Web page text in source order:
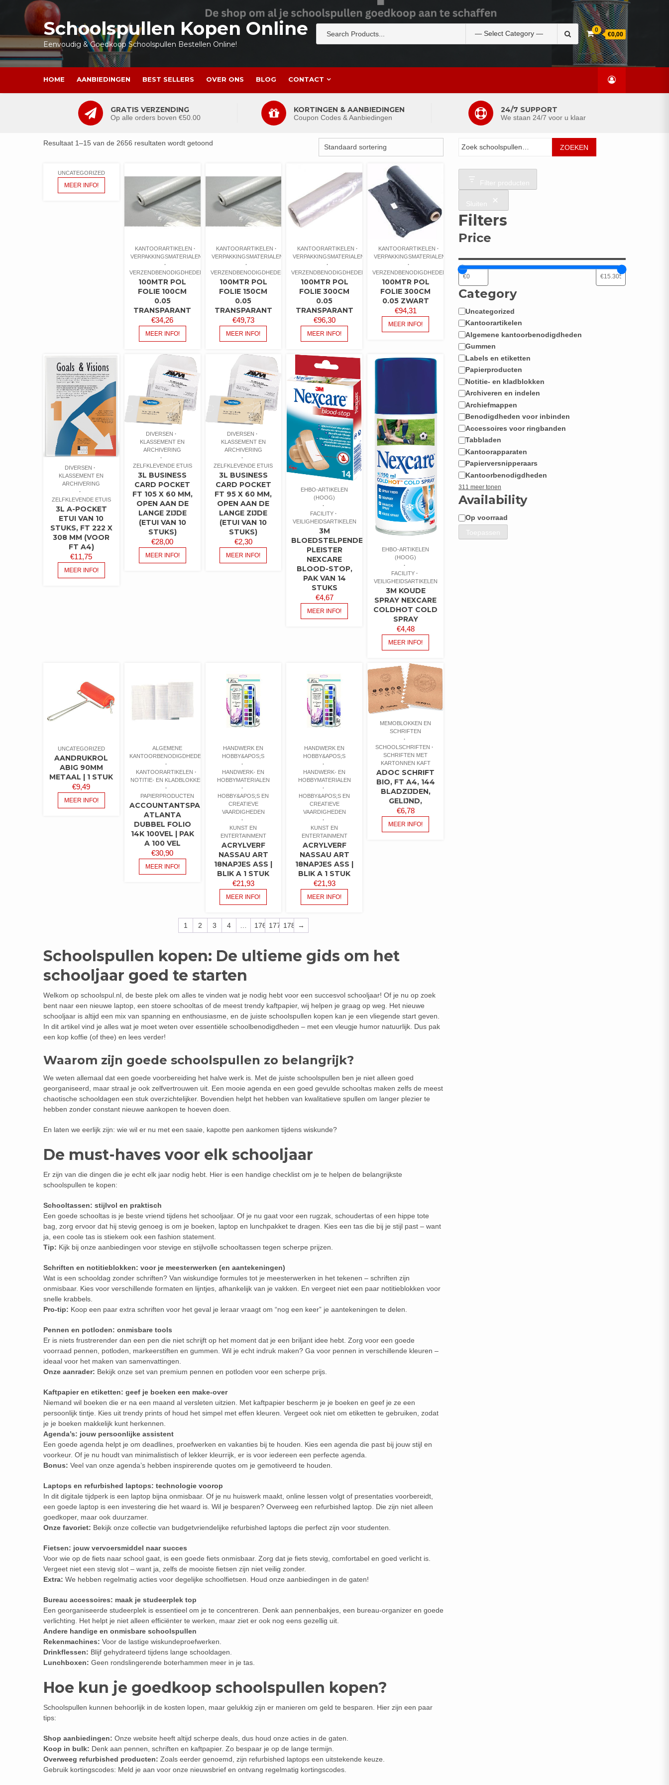
inhoud
Schoolspullen Kopen Online
Eenvoudig & Goedkoop Schoolspullen Bestellen Online!
naar:
0
€0,00
HOME AANBIEDINGEN BEST SELLERS OVER ONS BLOG CONTACT
GRATIS VERZENDING
Op alle orders boven €50.00
KORTINGEN & AANBIEDINGEN
Coupon Codes & Aanbiedingen
24/7 SUPPORT
We staan 24/7 voor u klaar
Resultaat 1–15 van de 2656 resultaten wordt getoond
UNCATEGORIZED
MEER INFO!
KANTOORARTIKELEN
VERPAKKINGSMATERIALEN
VERZENDBENODIGDHEDEN
100MTR POL
FOLIE 100CM
0.05
TRANSPARANT
€34,26
MEER INFO!
KANTOORARTIKELEN
VERPAKKINGSMATERIALEN
VERZENDBENODIGDHEDEN
100MTR POL
FOLIE 150CM
0.05
TRANSPARANT
€49,73
MEER INFO!
KANTOORARTIKELEN
VERPAKKINGSMATERIALEN
VERZENDBENODIGDHEDEN
100MTR POL
FOLIE 300CM
0.05
TRANSPARANT
€96,30
MEER INFO!
KANTOORARTIKELEN
VERPAKKINGSMATERIALEN
VERZENDBENODIGDHEDEN
100MTR POL
FOLIE 300CM
0.05 ZWART
€94,31
MEER INFO!
DIVERSEN
KLASSEMENT EN
ARCHIVERING
ZELFKLEVENDE ETUIS
3L A-POCKET
ETUI VAN 10
STUKS, FT 222 X
308 MM (VOOR
FT A4)
€11,75
MEER INFO!
DIVERSEN
KLASSEMENT EN
ARCHIVERING
ZELFKLEVENDE ETUIS
3L BUSINESS
CARD POCKET
FT 105 X 60 MM,
OPEN AAN DE
LANGE ZIJDE
(ETUI VAN 10
STUKS)
€28,00
MEER INFO!
DIVERSEN
KLASSEMENT EN
ARCHIVERING
ZELFKLEVENDE ETUIS
3L BUSINESS
CARD POCKET
FT 95 X 60 MM,
OPEN AAN DE
LANGE ZIJDE
(ETUI VAN 10
STUKS)
€2,30
MEER INFO!
EHBO-ARTIKELEN
(HOOG)
FACILITY
VEILIGHEIDSARTIKELEN
3M
BLOEDSTELPENDE
PLEISTER
NEXCARE
BLOOD-STOP,
PAK VAN 14
STUKS
€4,67
MEER INFO!
EHBO-ARTIKELEN
(HOOG)
FACILITY
VEILIGHEIDSARTIKELEN
3M KOUDE
SPRAY NEXCARE
COLDHOT COLD
SPRAY
€4,48
MEER INFO!
UNCATEGORIZED
AANDRUKROL
ABIG 90MM
METAAL | 1 STUK
€9,49
MEER INFO!
ALGEMENE
KANTOORBENODIGDHEDEN
KANTOORARTIKELEN
NOTITIE- EN KLADBLOKKEN
PAPIERPRODUCTEN
ACCOUNTANTSPAPIER
ATLANTA
DUBBEL FOLIO
14K 100VEL | PAK
A 100 VEL
€30,90
MEER INFO!
HANDWERK EN
HOBBY&APOS;S
HANDWERK- EN
HOBBYMATERIALEN
HOBBY&APOS;S EN
CREATIEVE
VAARDIGHEDEN
KUNST EN
ENTERTAINMENT
ACRYLVERF
NASSAU ART
18NAPJES ASS |
BLIK A 1 STUK
€21,93
MEER INFO!
HANDWERK EN
HOBBY&APOS;S
HANDWERK- EN
HOBBYMATERIALEN
HOBBY&APOS;S EN
CREATIEVE
VAARDIGHEDEN
KUNST EN
ENTERTAINMENT
ACRYLVERF
NASSAU ART
18NAPJES ASS |
BLIK A 1 STUK
€21,93
MEER INFO!
MEMOBLOKKEN EN
SCHRIFTEN
SCHOOLSCHRIFTEN
SCHRIFTEN MET
KARTONNEN KAFT
ADOC SCHRIFT
BIO, FT A4, 144
BLADZIJDEN,
GELIJND,
€6,78
MEER INFO!
1 2 3 4 176 177 178 →
Schoolspullen kopen: De ultieme gids om het
schooljaar goed te starten
Welkom op schoolspul.nl, de beste plek om alles te vinden wat je nodig hebt voor een succesvol schooljaar! Of je nu op zoek
bent naar een nieuwe laptop, een stoere schooltas of de meest trendy kaftpapier, wij helpen je graag op weg. Het nieuwe
schooljaar is altijd een mix van spanning en enthousiasme, en de juiste schoolspullen kopen kan je een vliegende start geven.
In dit artikel vind je alles wat je moet weten over essentiële schoolbenodigdheden – met een vleugje humor natuurlijk. Dus pak
een kop koffie (of thee) en lees verder!
Waarom zijn goede schoolspullen zo belangrijk?
We weten allemaal dat een goede voorbereiding het halve werk is. Met de juiste schoolspullen ben je niet alleen goed
georganiseerd, maar straal je ook zelfvertrouwen uit. Een mooie agenda en een goed gevulde schooltas maken zelfs de meest
chaotische schooldagen een stuk overzichtelijker. Bovendien helpt het hebben van kwalitatieve spullen om langer plezier te
hebben zonder constant nieuwe aankopen te hoeven doen.
En laten we eerlijk zijn: wie wil er nu met een saaie, kapotte pen aankomen tijdens wiskunde?
De must-haves voor elk schooljaar
Er zijn van die dingen die je echt elk jaar nodig hebt. Hier is een handige checklist om je te helpen de belangrijkste
schoolspullen te kopen:
Schooltassen: stijlvol en praktisch
Een goede schooltas is je beste vriend tijdens het schooljaar. Of je nu gaat voor een rugzak, schoudertas of een hippe tote
bag, zorg ervoor dat hij stevig genoeg is om je boeken, laptop en lunchpakket te dragen. Kies een tas die bij je stijl past – want
ja, een coole tas is stiekem ook een fashion statement.
Tip: Kijk bij onze aanbiedingen voor stevige en stijlvolle schooltassen tegen scherpe prijzen.
Schriften en notitieblokken: voor je meesterwerken (en aantekeningen)
Wat is een schooldag zonder schriften? Van wiskundige formules tot je meesterwerken in het tekenen – schriften zijn
onmisbaar. Kies voor verschillende formaten en lijntjes, afhankelijk van je vakken. En vergeet niet een paar notitieblokken voor
snelle krabbels.
Pro-tip: Koop een paar extra schriften voor het geval je leraar vraagt om “nog een keer” je aantekeningen te delen.
Pennen en potloden: onmisbare tools
Er is niets frustrerender dan een pen die niet schrijft op het moment dat je een briljant idee hebt. Zorg voor een goede
voorraad pennen, potloden, markeerstiften en gummen. Wil je echt indruk maken? Ga voor pennen in verschillende kleuren –
ideaal voor het maken van samenvattingen.
Onze aanrader: Bekijk onze set van premium pennen en potloden voor een scherpe prijs.
Kaftpapier en etiketten: geef je boeken een make-over
Niemand wil boeken die er na een maand al versleten uitzien. Met kaftpapier bescherm je je boeken en geef je ze een
persoonlijk tintje. Kies uit trendy prints of houd het simpel met effen kleuren. Vergeet ook niet om etiketten te gebruiken, zodat
je je boeken makkelijk kunt herkennen.
Agenda’s: jouw persoonlijke assistent
Een goede agenda helpt je om deadlines, proefwerken en vakanties bij te houden. Kies een agenda die past bij jouw stijl en
voorkeur. Of je nu houdt van minimalistisch of lekker kleurrijk, er is voor iedereen een perfecte agenda.
Bonus: Veel van onze agenda’s hebben inspirerende quotes om je gemotiveerd te houden.
Laptops en refurbished laptops: technologie voorop
In dit digitale tijdperk is een laptop bijna onmisbaar. Of je nu huiswerk maakt, online lessen volgt of presentaties voorbereidt,
een goede laptop is een investering die het waard is. Wil je besparen? Overweeg een refurbished laptop. Die zijn niet alleen
goedkoper, maar ook duurzamer.
Onze favoriet: Bekijk onze collectie van budgetvriendelijke refurbished laptops die perfect zijn voor studenten.
Fietsen: jouw vervoersmiddel naar succes
Voor wie op de fiets naar school gaat, is een goede fiets onmisbaar. Zorg dat je fiets stevig, comfortabel en goed verlicht is.
Vergeet niet een stevig slot – want ja, zelfs de mooiste fietsen zijn niet veilig zonder.
Extra: We hebben regelmatig acties voor degelijke schoolfietsen. Houd onze aanbiedingen in de gaten!
Bureau accessoires: maak je studeerplek top
Een georganiseerde studeerplek is essentieel om je te concentreren. Denk aan pennenbakjes, een bureau-organizer en goede
verlichting. Het helpt je niet alleen efficiënter te werken, maar ziet er ook nog eens gezellig uit.
Andere handige en onmisbare schoolspullen
Rekenmachines: Voor de lastige wiskundeproefwerken.
Drinkflessen: Blijf gehydrateerd tijdens lange schooldagen.
Lunchboxen: Geen rondslingerende boterhammen meer in je tas.
Hoe kun je goedkoop schoolspullen kopen?
Schoolspullen kunnen behoorlijk in de kosten lopen, maar gelukkig zijn er manieren om geld te besparen. Hier zijn een paar
tips:
Shop aanbiedingen: Onze website heeft altijd scherpe deals, dus houd onze acties in de gaten.
Koop in bulk: Denk aan pennen, schriften en kaftpapier. Zo bespaar je op de lange termijn.
Overweeg refurbished producten: Zoals eerder genoemd, zijn refurbished laptops een uitstekende keuze.
Gebruik kortingscodes: Meld je aan voor onze nieuwsbrief en ontvang regelmatig kortingscodes.
ZOEKEN
Filter producten
Sluiten
Filters
Price
Category
Categorie
Uncategorized
Kantoorartikelen
Algemene kantoorbenodigdheden
Gummen
Labels en etiketten
Papierproducten
Notitie- en kladblokken
Archiveren en indelen
Archiefmappen
Benodigdheden voor inbinden
Accessoires voor ringbanden
Tabbladen
Kantoorapparaten
Papierversnipperaars
Kantoorbenodigdheden
311 meer tonen
Availability
Beschikbaarheid
Op voorraad
Toepassen